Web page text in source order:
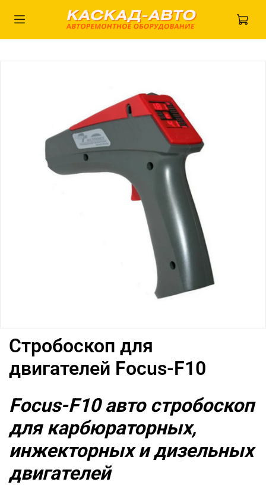
Стробоскоп для
двигателей Focus-F10
Focus-F10 авто стробоскоп
для карбюраторных,
инжекторных и дизельных
двигателей